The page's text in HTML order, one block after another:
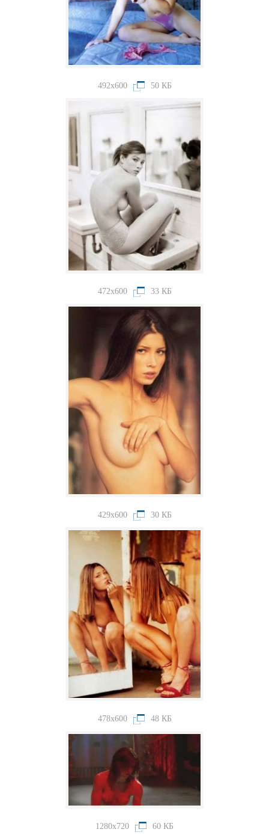
492x600 50 КБ
472x600 33 КБ
429x600 30 КБ
478x600 48 КБ
1280x720 60 КБ